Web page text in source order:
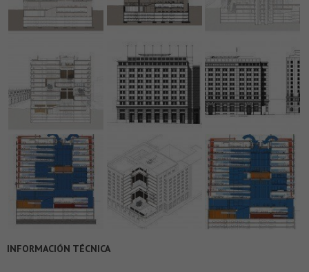
INFORMACIÓN TÉCNICA